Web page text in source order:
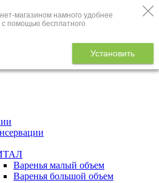
магазином намного удобнее
с помощью бесплатного
Установить
Варенья малый объем
Варенья большой объем